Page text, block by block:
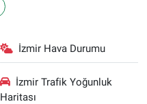
İzmir Hava Durumu
İzmir Trafik Yoğunluk
Haritası